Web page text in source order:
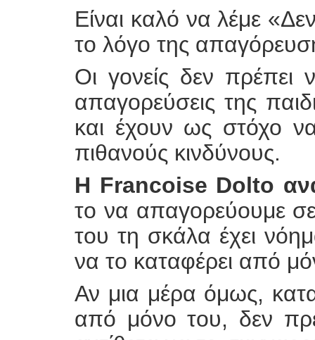
Είναι καλό να λέμε
το λόγο της
Οι γονείς δεν πρέπει
απαγορεύσεις της
και έχουν ως στόχο
πιθανούς κινδύνους.
Η Francoise Dolto
το να απαγορεύουμε σε
του τη σκάλα έχει
να το καταφέρει από
Αν μια μέρα όμως,
από μόνο του, δεν